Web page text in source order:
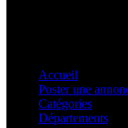
Accueil
Poster une
Catégories
Départements